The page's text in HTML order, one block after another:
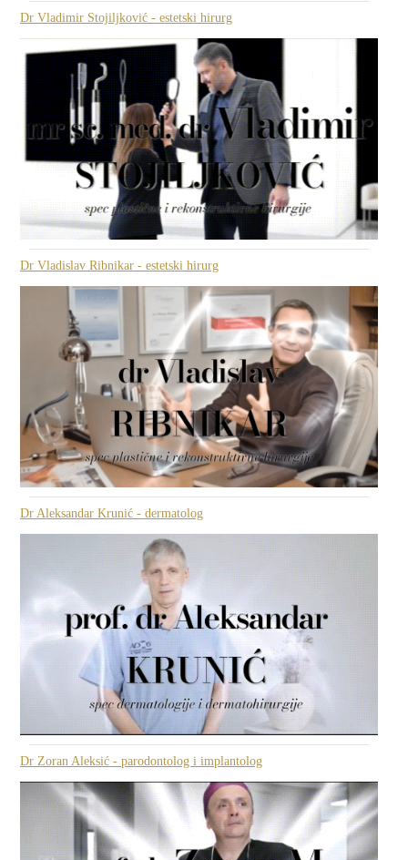
Dr Vladimir Stojiljković - estetski hirurg
Dr Vladislav Ribnikar - estetski hirurg
Dr Aleksandar Krunić - dermatolog
Dr Zoran Aleksić - parodontolog i implantolog